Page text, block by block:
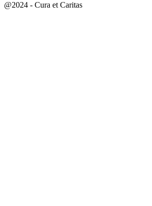
@2024 - Cura et Caritas